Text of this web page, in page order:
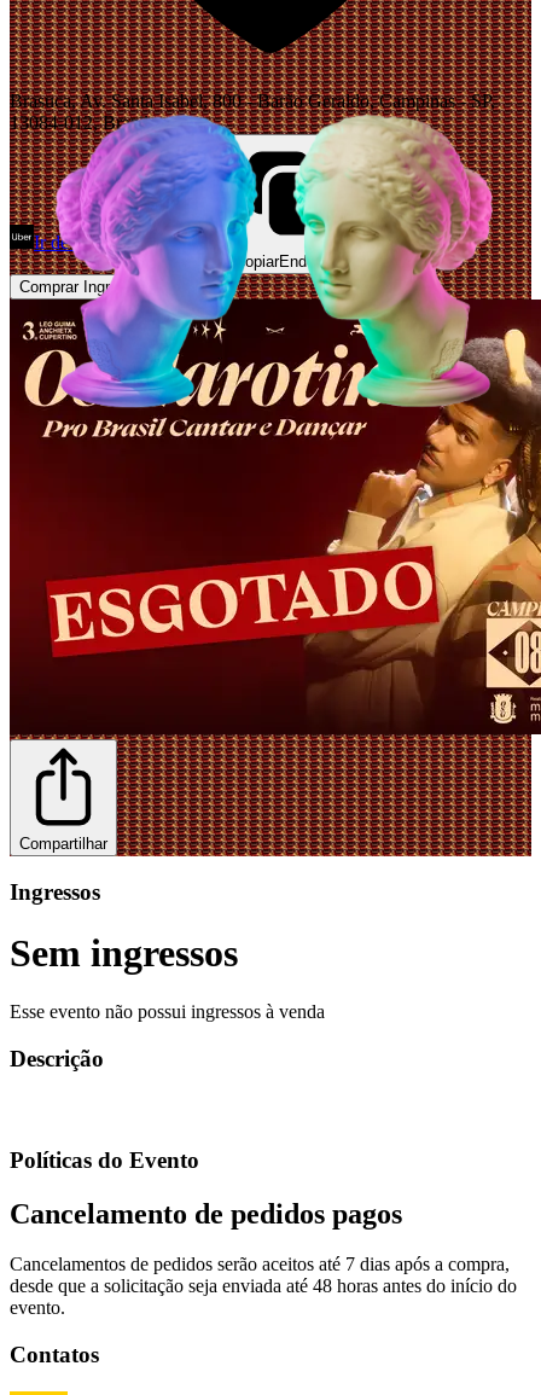
Brasuca, Av. Santa Isabel, 800 - Barão Geraldo, Campinas - SP,
13084-012, Brazil
Ir de Uber Abrir Maps
CopiarEndereço
Comprar Ingressos
Compartilhar
Ingressos
Sem ingressos
Esse evento não possui ingressos à venda
Descrição
Políticas do Evento
Cancelamento de pedidos pagos
Cancelamentos de pedidos serão aceitos até 7 dias após a compra,
desde que a solicitação seja enviada até 48 horas antes do início do
evento.
Contatos